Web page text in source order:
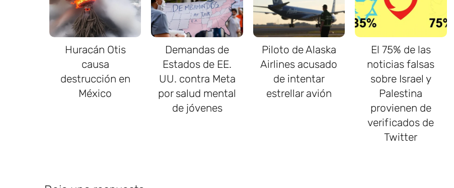
Huracán Otis
causa
destrucción en
México
Demandas de
Estados de EE.
UU. contra Meta
por salud mental
de jóvenes
Piloto de Alaska
Airlines acusado
de intentar
estrellar avión
El 75% de las
noticias falsas
sobre Israel y
Palestina
provienen de
verificados de
Twitter